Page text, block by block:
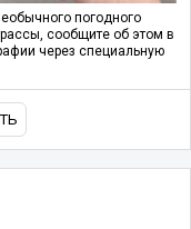
погодного
сообщите об этом в
через специальную